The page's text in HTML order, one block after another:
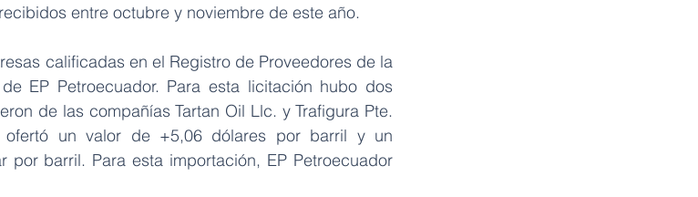
entre octubre y noviembre de este año.
calificadas en el Registro de Proveedores de la
EP Petroecuador. Para esta licitación hubo dos
de las compañías Tartan Oil Llc. y Trafigura Pte.
ofertó un valor de +5,06 dólares por barril y un
barril. Para esta importación, EP Petroecuador